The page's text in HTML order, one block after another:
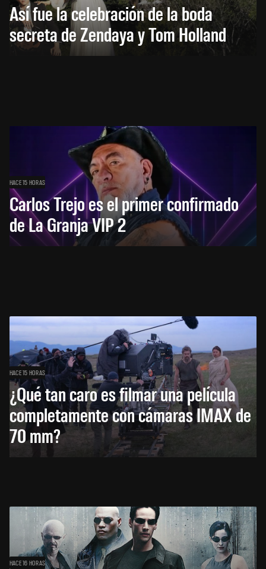
Así fue la celebración de la boda
secreta de Zendaya y Tom Holland
HACE 15 HORAS
Carlos Trejo es el primer confirmado
de La Granja VIP 2
HACE 15 HORAS
¿Qué tan caro es filmar una película
completamente con cámaras IMAX de
70 mm?
HACE 16 HORAS